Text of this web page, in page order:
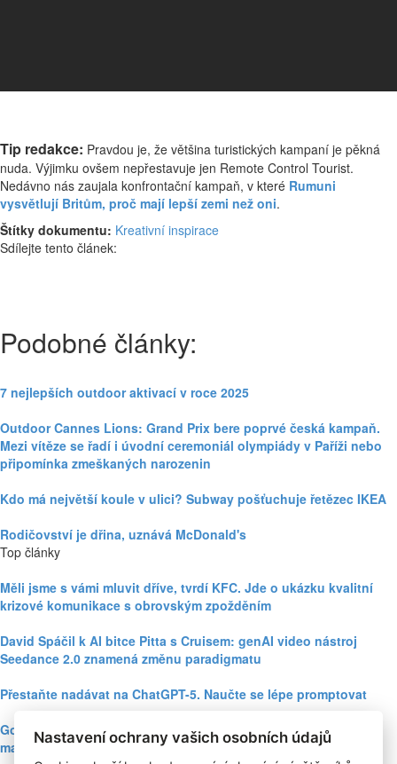
Tip redakce: Pravdou je, že většina turistických kampaní je pěkná
nuda. Výjimku ovšem nepřestavuje jen Remote Control Tourist.
Nedávno nás zaujala konfrontační kampaň, v které Rumuni
vysvětlují Britům, proč mají lepší zemi než oni.
Štítky dokumentu: Kreativní inspirace
Sdílejte tento článek:
Podobné články:
7 nejlepších outdoor aktivací v roce 2025
Outdoor Cannes Lions: Grand Prix bere poprvé česká kampaň.
Mezi vítěze se řadí i úvodní ceremoniál olympiády v Paříži nebo
připomínka zmeškaných narozenin
Kdo má největší koule v ulici? Subway pošťuchuje řetězec IKEA
Rodičovství je dřina, uznává McDonald's
Top články
Měli jsme s vámi mluvit dříve, tvrdí KFC. Jde o ukázku kvalitní
krizové komunikace s obrovským zpožděním
David Spáčil k AI bitce Pitta s Cruisem: genAI video nástroj
Seedance 2.0 znamená změnu paradigmatu
Přestaňte nadávat na ChatGPT-5. Naučte se lépe promptovat
Google Nano Banana nabízí dosud největší potenciál pro
marketing mezi genAI modely pro tvorbu obrázků
Nastavení ochrany vašich osobních údajů